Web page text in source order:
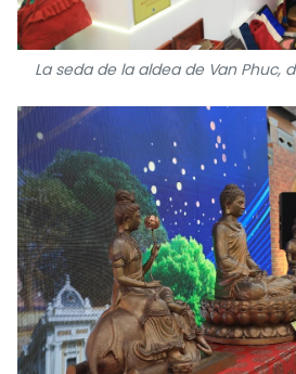
La seda de la aldea de Van Phuc,